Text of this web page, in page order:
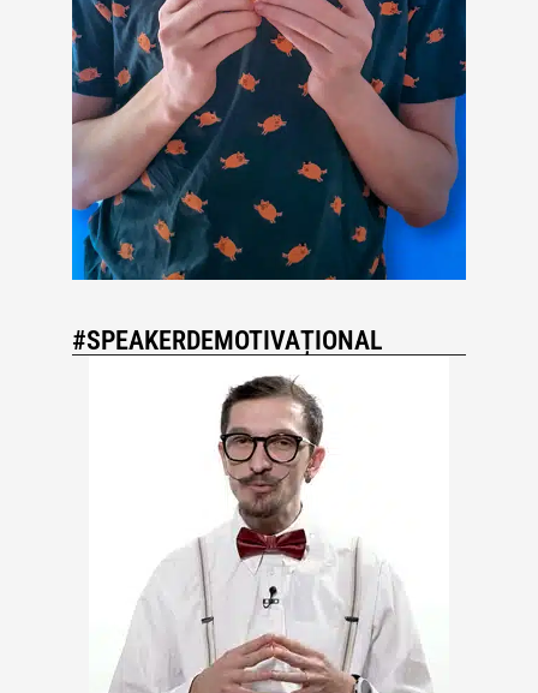
#SPEAKERDEMOTIVAȚIONAL